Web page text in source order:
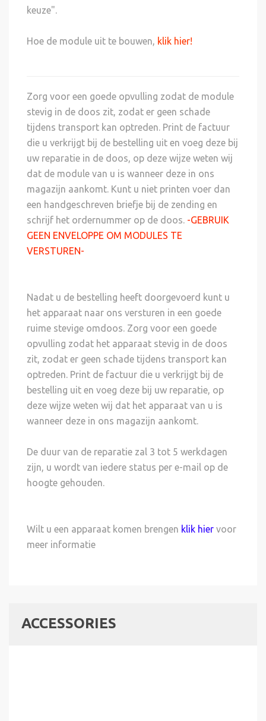
keuze".
Hoe de module uit te bouwen, klik hier!
Zorg voor een goede opvulling zodat de module
stevig in de doos zit, zodat er geen schade
tijdens transport kan optreden. Print de factuur
die u verkrijgt bij de bestelling uit en voeg deze bij
uw reparatie in de doos, op deze wijze weten wij
dat de module van u is wanneer deze in ons
magazijn aankomt. Kunt u niet printen voer dan
een handgeschreven briefje bij de zending en
schrijf het ordernummer op de doos. -GEBRUIK
GEEN ENVELOPPE OM MODULES TE
VERSTUREN-
Nadat u de bestelling heeft doorgevoerd kunt u
het apparaat naar ons versturen in een goede
ruime stevige omdoos. Zorg voor een goede
opvulling zodat het apparaat stevig in de doos
zit, zodat er geen schade tijdens transport kan
optreden. Print de factuur die u verkrijgt bij de
bestelling uit en voeg deze bij uw reparatie, op
deze wijze weten wij dat het apparaat van u is
wanneer deze in ons magazijn aankomt.
De duur van de reparatie zal 3 tot 5 werkdagen
zijn, u wordt van iedere status per e-mail op de
hoogte gehouden.
Wilt u een apparaat komen brengen klik hier voor
meer informatie
ACCESSORIES